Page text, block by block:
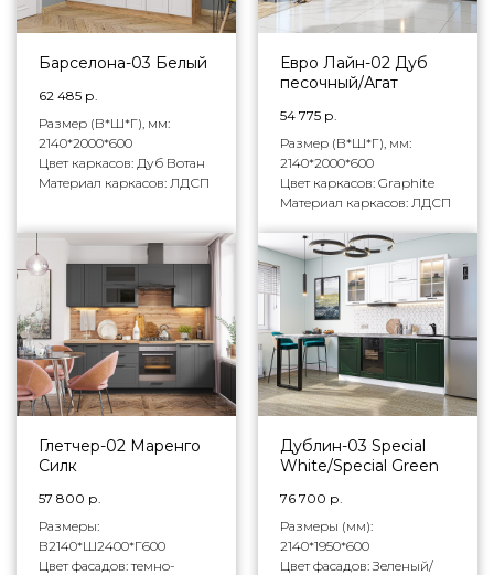
Барселона-03 Белый
62 485 р.
Размер (В*Ш*Г), мм:
2140*2000*600
Цвет каркасов: Дуб Вотан
Материал каркасов: ЛДСП
Евро Лайн-02 Дуб
песочный/Агат
54 775 р.
Размер (В*Ш*Г), мм:
2140*2000*600
Цвет каркасов: Graphite
Материал каркасов: ЛДСП
Глетчер-02 Маренго
Силк
57 800 р.
Размеры:
В2140*Ш2400*Г600
Цвет фасадов: темно-
Дублин-03 Special
White/Special Green
76 700 р.
Размеры (мм):
2140*1950*600
Цвет фасадов: Зеленый/